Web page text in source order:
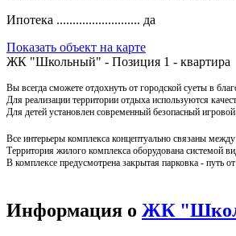
Ипотека .......................... да
Показать объект на карте
ЖК "Школьный" - Позиция 1 - квартира
Вы всегда сможете отдохнуть от городской суеты в
Для реализации территории отдыха используются
Для детей установлен современный безопасный
Все интерьеры комплекса концептуально связаны
Территория жилого комплекса оборудована системой
В комплексе предусмотрена закрытая парковка - путь
Информация о ЖК